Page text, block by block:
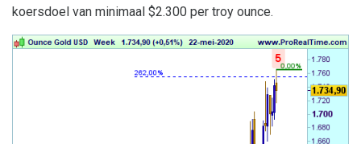
koersdoel van minimaal $2.300 per troy ounce.